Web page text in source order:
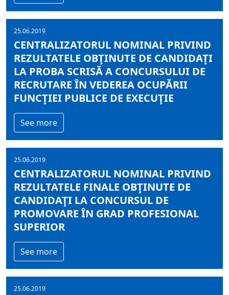
25.06.2019
CENTRALIZATORUL NOMINAL PRIVIND
REZULTATELE OBŢINUTE DE CANDIDAŢI
LA PROBA SCRISĂ A CONCURSULUI DE
RECRUTARE ÎN VEDEREA OCUPĂRII
FUNCŢIEI PUBLICE DE EXECUŢIE
See more
25.06.2019
CENTRALIZATORUL NOMINAL PRIVIND
REZULTATELE FINALE OBŢINUTE DE
CANDIDAŢI LA CONCURSUL DE
PROMOVARE ÎN GRAD PROFESIONAL
SUPERIOR
See more
25.06.2019